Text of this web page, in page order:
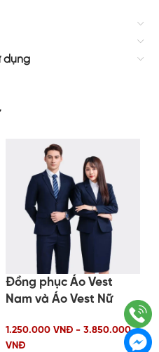
dụng
Đồng phục Áo Vest
Nam và Áo Vest Nữ
1.250.000 VNĐ - 3.850.000
VNĐ